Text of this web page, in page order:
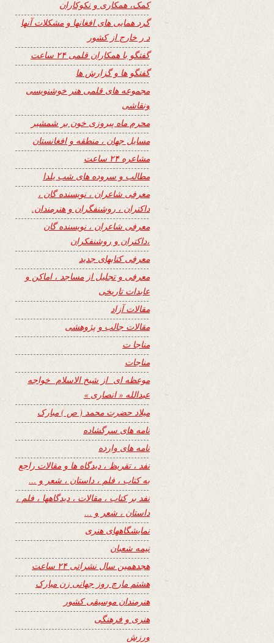
کمک، همکاری و نکوکاران
گرد همایی های افغانها و مشکلات آنها
د ر خارج از کشور
گفتگو با همکاران قلمی ۲۴ ساعت
گفتگو ها و گزارش ها
مجموعه های قلمی هنر خوشنویسی
ونقاشی
محرم ماه پیروزی خون بر شمشیر
مسایل جهان ، منطقه و افغانستان
مشاعره ۲۴ ساعت
مطالب و سروده های شب یلدا
معرفی شاعران ، نویسنده گان ،
داکتران ، روشنفگران و هنرمندان.
معرفی شاعران ، نویسنده گان
،داکتران و روشنفکران
معرفی کتابهای جدید
معرفی و تجلیل از مساجد ، اماکن و
عابدات تاریخی
مقالات آزاد
مقالات جالب و پژوهشی
مناجا ت
مناجات
موعظه ای از شیخ الاسلام خواجه
عبدالله « انصاری »
میلاد حضرت محمد ( ص ) مبارک
نامه های سرگشاده
نامه های وارده
نفد ، تقریظ ، دیدگاه ها و مقالات راجع
به کتاب ، فلم ، داستان ، شعر و …
نفد بر کتاب ، مقالات ، دیدگاهها ، فلم ،
داستان ، شعر و …
نمایشگاههای هنری
نیمه شعبان
هجدهمین سال نشراتی ۲۴ ساعت
هشتم مارچ روز جهانی زن مبارک
هنرمندان موسیقی کشور
هنری و فرهنگی
ورزش